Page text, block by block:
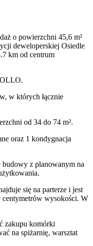
o powierzchni 45,6 m²
deweloperskiej Osiedle
km od centrum
, w których łącznie
od 34 do 74 m².
oraz 1 kondygnacja
z planowanym na
.
się na parterze i jest
centymetrów wysokości. W
zakupu komórki
na spiżarnię, warsztat